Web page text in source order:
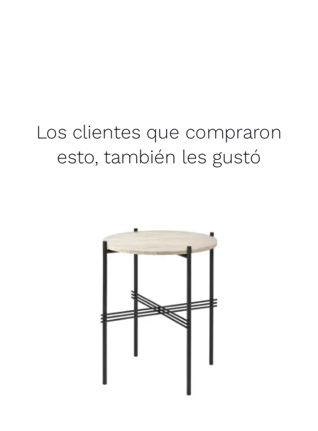
Los clientes que compraron
esto, también les gustó